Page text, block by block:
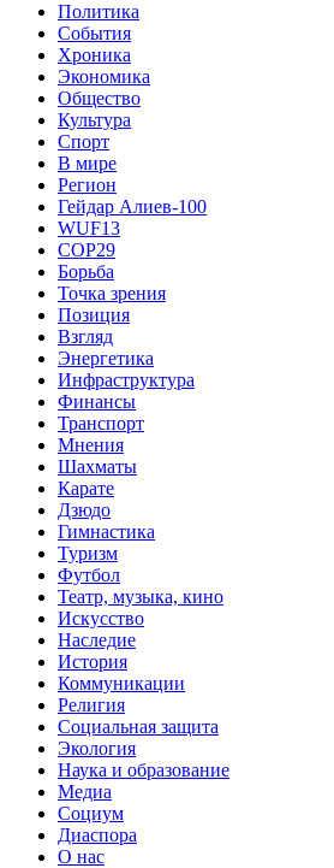
Политика
События
Хроника
Экономика
Общество
Культура
Спорт
В мире
Регион
Гейдар Алиев-100
WUF13
COP29
Борьба
Точка зрения
Позиция
Взгляд
Энергетика
Инфраструктура
Финансы
Транспорт
Мнения
Шахматы
Карате
Дзюдо
Гимнастика
Туризм
Футбол
Театр, музыка, кино
Искусство
Наследие
История
Коммуникации
Религия
Социальная защита
Экология
Наука и образование
Медиа
Социум
Диаспора
О нас